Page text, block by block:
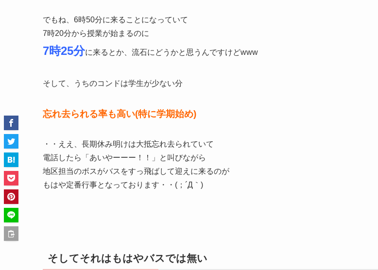
でもね、6時50分に来ることになっていて
7時20分から授業が始まるのに
7時25分に来るとか、流石にどうかと思うんですけどwww
そして、うちのコンドは学生が少ない分
忘れ去られる率も高い(特に学期始め)
・・ええ、長期休み明けは大抵忘れ去られていて
電話したら「あいやーーー！！」と叫びながら
地区担当のボスがバスをすっ飛ばして迎えに来るのが
もはや定番行事となっております・・(；´Д｀)
そしてそれはもはやバスでは無い